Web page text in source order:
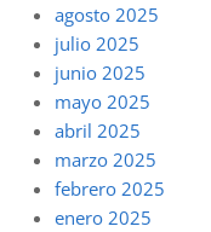
agosto 2025
julio 2025
junio 2025
mayo 2025
abril 2025
marzo 2025
febrero 2025
enero 2025